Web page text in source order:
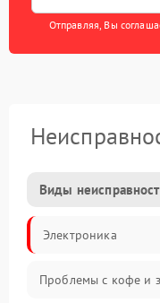
Отправляя, Вы
Виды
Электроника
Проблемы с кофе и